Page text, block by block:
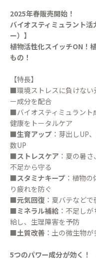
2025年春販売開始！
バイオスティミュラント活
ー）】
植物活性化スイッチON！
もの！
【特長】
■環境ストレスに負けない
ー成分を配合
■バイオスティミュラント
健康をトータルケア
■生育アップ ：芽出しUP
数UP
■ストレスケア ：夏の暑
不足から守る
■スタミナキープ ：植物
り疲れを防ぐ
■元気回復 ：夏バテなど
■ミネラル補給 ：不足し
給し、生理障害を予防
■土質改善 ：土の微生物
5つのパワー成分が効く！